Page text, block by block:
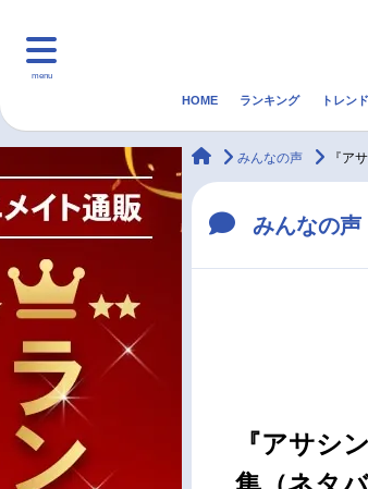
menu
マンガ・ラノベ ゲーム・アプリ
HOME ランキング トレンド
animateTimes
みんなの声 『ア
みんなの声
『アサシ